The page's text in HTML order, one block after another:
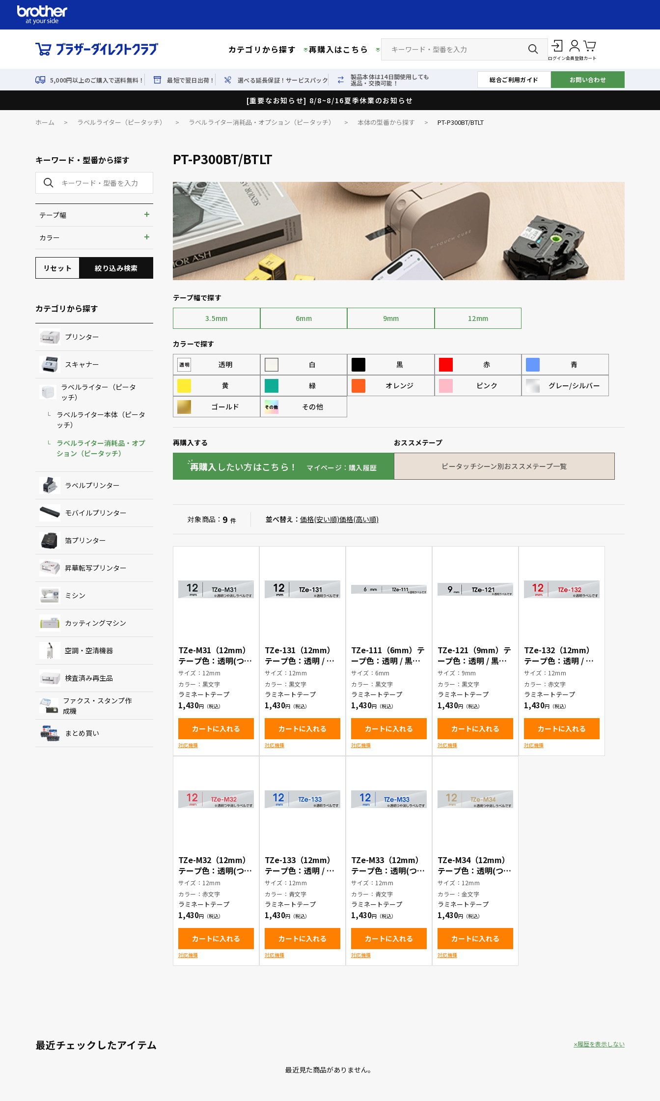
カテゴリから探す 再購入はこちら
ログイン会員登録カート
5,000円以上のご購入で送料無料！ 最短で翌日出荷！ 選べる延長保証！サービスパック 製品本体は14日間使用しても
返品・交換可能！ 総合ご利用ガイド お問い合わせ
[重要なお知らせ] 8/8~8/16夏季休業のお知らせ
ホーム > ラベルライター（ピータッチ） > ラベルライター消耗品・オプション（ピータッチ） > 本体の型番から探す > PT-P300BT/BTLT
キーワード・型番から探す
テープ幅
9mm
12mm
カラー
リセット 絞り込み検索
カテゴリから探す
プリンター
スキャナー
ラベルライター（ピータ
ッチ）
ラベルライター本体（ピータ
ッチ）
ラベルライター消耗品・オプ
ション（ピータッチ）
ラベルプリンター
モバイルプリンター
箔プリンター
昇華転写プリンター
ミシン
カッティングマシン
空調・空清機器
検査済み再生品
ファクス・スタンプ作
成機
まとめ買い
PT-P300BT/BTLT
テープ幅で探す
3.5mm 6mm 9mm 12mm
カラーで探す
透明 白 黒 赤 青
黄 緑 オレンジ ピンク グレー/シルバー
ゴールド その他
再購入する
再購入 したい方はこちら！ マイページ：購入履歴
おススメテープ
ピータッチシーン別おススメテープ一覧
対象商品： 9 件 並べ替え： 価格(安い順)価格(高い順)
TZe-M31（12mm）
テープ色：透明(つや
消し) / 黒文字
サイズ：12mm
カラー：黒文字
ラミネートテープ
1,430
カートに入れる
対応機種
TZe-131（12mm）
テープ色：透明 / 黒
文字
サイズ：12mm
カラー：黒文字
ラミネートテープ
1,430
カートに入れる
対応機種
TZe-111（6mm）テ
ープ色：透明 / 黒文
字
サイズ：6mm
カラー：黒文字
ラミネートテープ
1,430
カートに入れる
対応機種
TZe-121（9mm）テ
ープ色：透明 / 黒文
字
サイズ：9mm
カラー：黒文字
ラミネートテープ
1,430
カートに入れる
対応機種
TZe-132（12mm）
テープ色：透明 / 赤
文字
サイズ：12mm
カラー：赤文字
ラミネートテープ
1,430
カートに入れる
対応機種
TZe-M32（12mm）
テープ色：透明(つや
消し) / 赤文字
サイズ：12mm
カラー：赤文字
ラミネートテープ
1,430
カートに入れる
対応機種
TZe-133（12mm）
テープ色：透明 / 青
文字
サイズ：12mm
カラー：青文字
ラミネートテープ
1,430
カートに入れる
対応機種
TZe-M33（12mm）
テープ色：透明(つや
消し) / 青文字
サイズ：12mm
カラー：青文字
ラミネートテープ
1,430
カートに入れる
対応機種
TZe-M34（12mm）
テープ色：透明(つや
消し) / 金文字
サイズ：12mm
カラー：金文字
ラミネートテープ
1,430
カートに入れる
対応機種
最近チェックしたアイテム
最近見た商品がありません。
履歴を表示しない